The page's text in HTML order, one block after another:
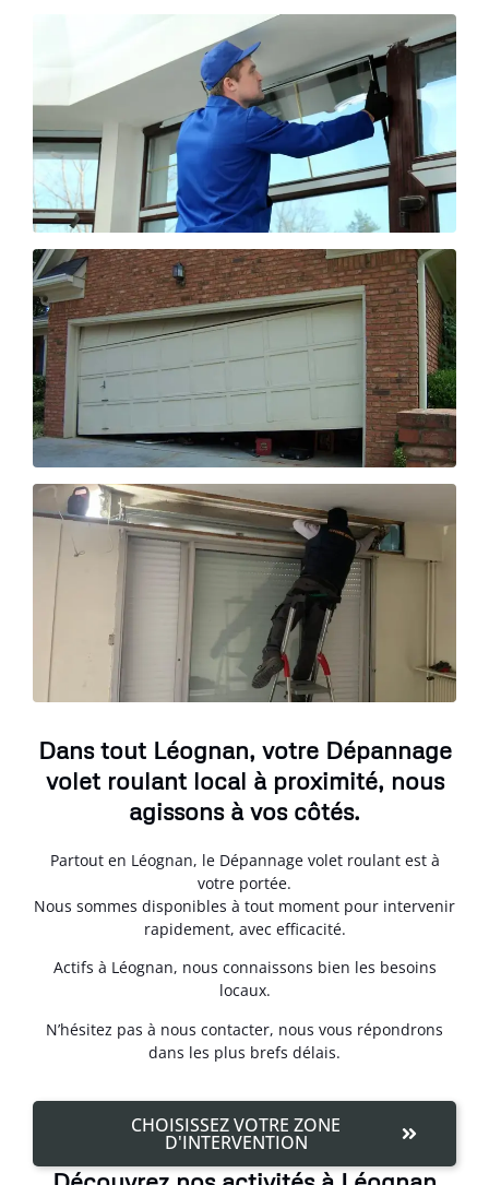
Dans tout Léognan, votre Dépannage
volet roulant local à proximité, nous
agissons à vos côtés.
Partout en Léognan, le Dépannage volet roulant est à
votre portée.
Nous sommes disponibles à tout moment pour intervenir
rapidement, avec efficacité.
Actifs à Léognan, nous connaissons bien les besoins
locaux.
N’hésitez pas à nous contacter, nous vous répondrons
dans les plus brefs délais.
CHOISISSEZ VOTRE ZONE
D'INTERVENTION